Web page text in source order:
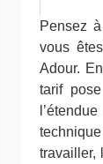
Pensez
vous
Adour.
tarif
travailler,